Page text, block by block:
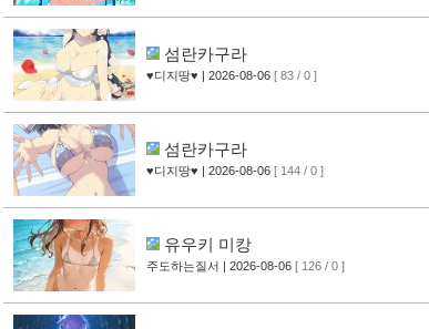
섬란카구라
♥디지땅♥ | 2026-08-06 [ 83 / 0 ]
섬란카구라
♥디지땅♥ | 2026-08-06 [ 144 / 0 ]
유우키 미캉
주도하는질서 | 2026-08-06 [ 126 / 0 ]